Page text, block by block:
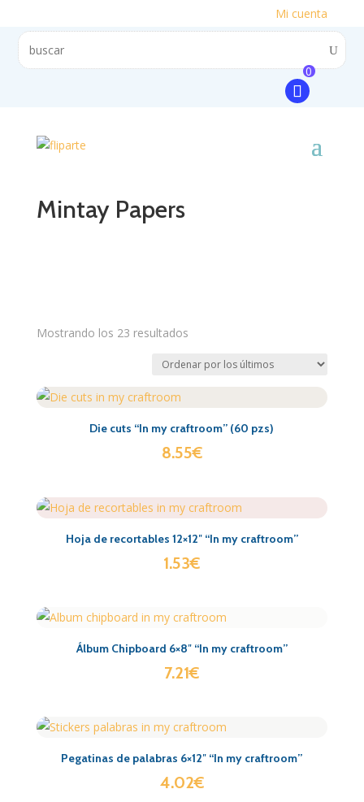
Mi cuenta
0
Mintay Papers
Mostrando los 23 resultados
Die cuts “In my craftroom” (60 pzs)
8.55€
Hoja de recortables 12×12″ “In my craftroom”
1.53€
Álbum Chipboard 6×8″ “In my craftroom”
7.21€
Pegatinas de palabras 6×12″ “In my craftroom”
4.02€